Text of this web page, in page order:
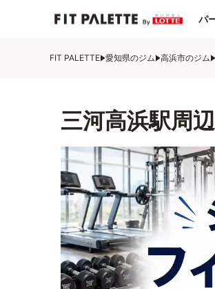
パ
FIT PALETTE 愛知県のジム 高浜市のジム
三河高浜駅周